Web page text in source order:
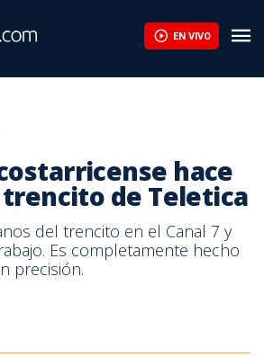
EN VIVO
hace
de Teletica
del trencito en el Canal 7 y
Es completamente hecho
precisión.